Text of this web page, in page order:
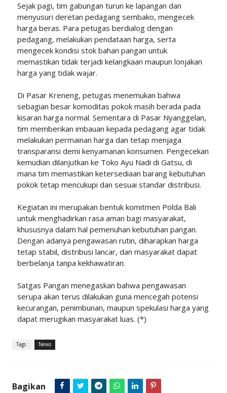
Sejak pagi, tim gabungan turun ke lapangan dan
menyusuri deretan pedagang sembako, mengecek
harga beras. Para petugas berdialog dengan
pedagang, melakukan pendataan harga, serta
mengecek kondisi stok bahan pangan untuk
memastikan tidak terjadi kelangkaan maupun lonjakan
harga yang tidak wajar.
Di Pasar Kreneng, petugas menemukan bahwa
sebagian besar komoditas pokok masih berada pada
kisaran harga normal. Sementara di Pasar Nyanggelan,
tim memberikan imbauan kepada pedagang agar tidak
melakukan permainan harga dan tetap menjaga
transparansi demi kenyamanan konsumen. Pengecekan
kemudian dilanjutkan ke Toko Ayu Nadi di Gatsu, di
mana tim memastikan ketersediaan barang kebutuhan
pokok tetap mencukupi dan sesuai standar distribusi.
Kegiatan ini merupakan bentuk komitmen Polda Bali
untuk menghadirkan rasa aman bagi masyarakat,
khususnya dalam hal pemenuhan kebutuhan pangan.
Dengan adanya pengawasan rutin, diharapkan harga
tetap stabil, distribusi lancar, dan masyarakat dapat
berbelanja tanpa kekhawatiran.
Satgas Pangan menegaskan bahwa pengawasan
serupa akan terus dilakukan guna mencegah potensi
kecurangan, penimbunan, maupun spekulasi harga yang
dapat merugikan masyarakat luas. (*)
Tags : News
Bagikan